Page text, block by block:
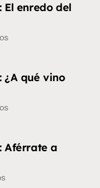
enredo del
¿A qué vino
Aférrate a